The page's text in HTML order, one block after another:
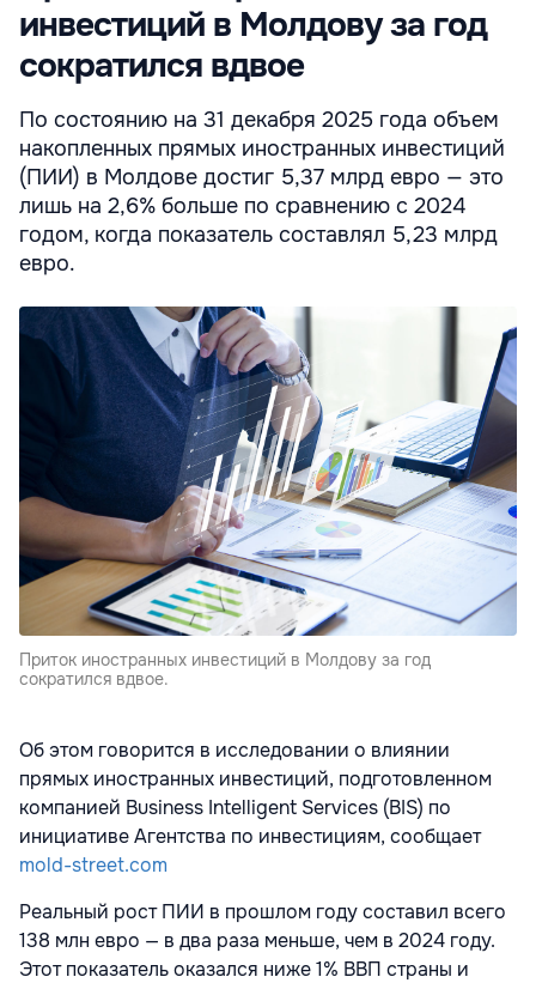
инвестиций в Молдову за год
сократился вдвое
По состоянию на 31 декабря 2025 года объем
накопленных прямых иностранных инвестиций
(ПИИ) в Молдове достиг 5,37 млрд евро — это
лишь на 2,6% больше по сравнению с 2024
годом, когда показатель составлял 5,23 млрд
евро.
Приток иностранных инвестиций в Молдову за год
сократился вдвое.
Об этом говорится в исследовании о влиянии
прямых иностранных инвестиций, подготовленном
компанией Business Intelligent Services (BIS) по
инициативе Агентства по инвестициям, сообщает
mold-street.com
Реальный рост ПИИ в прошлом году составил всего
138 млн евро — в два раза меньше, чем в 2024 году.
Этот показатель оказался ниже 1% ВВП страны и